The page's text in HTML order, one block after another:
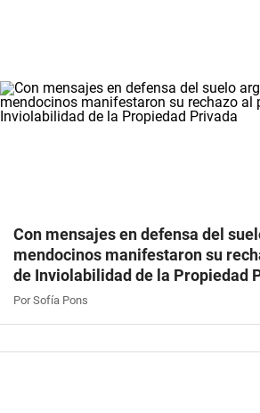
Con mensajes en defensa del
mendocinos manifestaron su
de Inviolabilidad de la Propiedad
Por Sofía Pons